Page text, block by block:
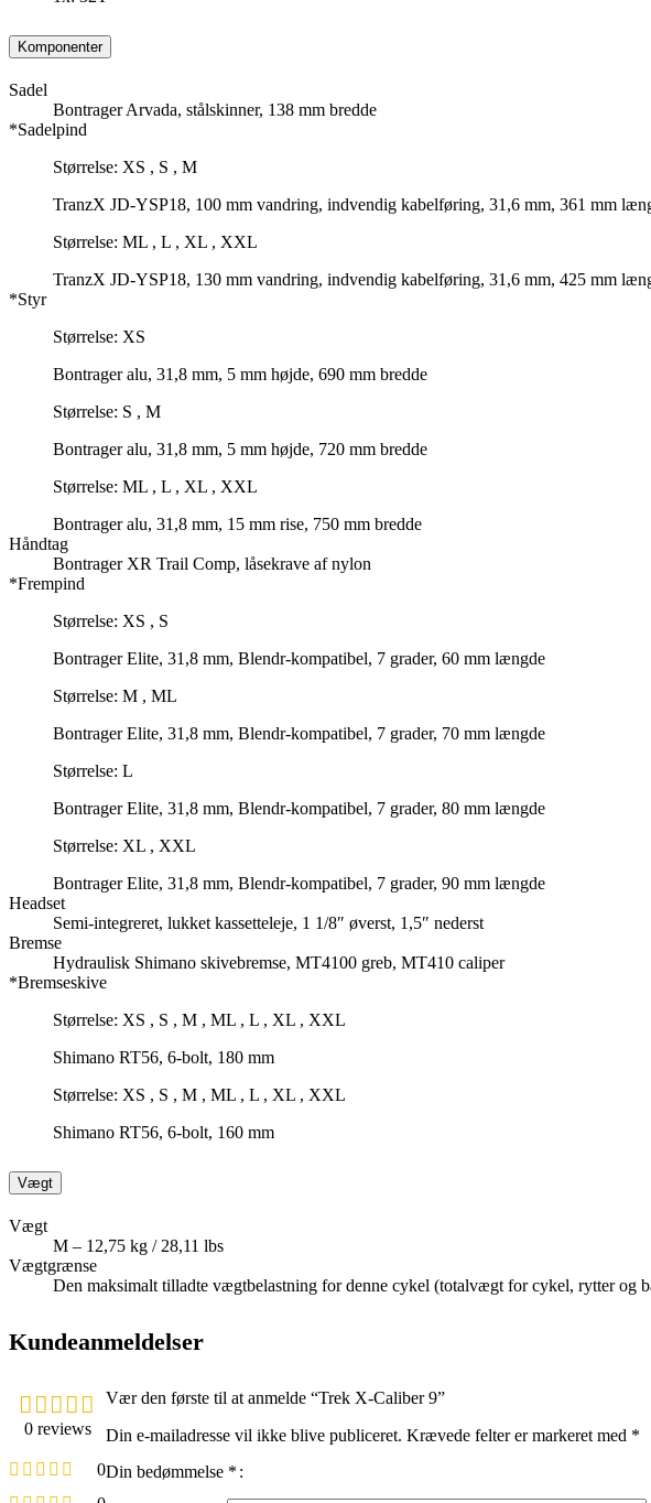
Komponenter
Sadel
Bontrager Arvada, stålskinner, 138 mm bredde
*Sadelpind
Størrelse: XS , S , M
TranzX JD-YSP18, 100 mm vandring, indvendig kabelføring, 31,6 mm, 361 mm
Størrelse: ML , L , XL , XXL
TranzX JD-YSP18, 130 mm vandring, indvendig kabelføring, 31,6 mm, 425 mm
*Styr
Størrelse: XS
Bontrager alu, 31,8 mm, 5 mm højde, 690 mm bredde
Størrelse: S , M
Bontrager alu, 31,8 mm, 5 mm højde, 720 mm bredde
Størrelse: ML , L , XL , XXL
Bontrager alu, 31,8 mm, 15 mm rise, 750 mm bredde
Håndtag
Bontrager XR Trail Comp, låsekrave af nylon
*Frempind
Størrelse: XS , S
Bontrager Elite, 31,8 mm, Blendr-kompatibel, 7 grader, 60 mm længde
Størrelse: M , ML
Bontrager Elite, 31,8 mm, Blendr-kompatibel, 7 grader, 70 mm længde
Størrelse: L
Bontrager Elite, 31,8 mm, Blendr-kompatibel, 7 grader, 80 mm længde
Størrelse: XL , XXL
Bontrager Elite, 31,8 mm, Blendr-kompatibel, 7 grader, 90 mm længde
Headset
Semi-integreret, lukket kassetteleje, 1 1/8″ øverst, 1,5″ nederst
Bremse
Hydraulisk Shimano skivebremse, MT4100 greb, MT410 caliper
*Bremseskive
Størrelse: XS , S , M , ML , L , XL , XXL
Shimano RT56, 6-bolt, 180 mm
Størrelse: XS , S , M , ML , L , XL , XXL
Shimano RT56, 6-bolt, 160 mm
Vægt
Vægt
M – 12,75 kg / 28,11 lbs
Vægtgrænse
Den maksimalt tilladte vægtbelastning for denne cykel (totalvægt for cykel, rytter og
Kundeanmeldelser
0 reviews
0
Vær den første til at anmelde “Trek X-Caliber 9”
Din e-mailadresse vil ikke blive publiceret. Krævede felter er markeret med *
Din bedømmelse *